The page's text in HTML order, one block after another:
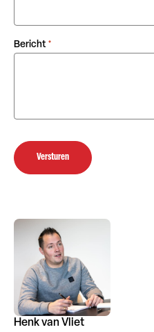
Henk van Vliet
Bericht *
Versturen